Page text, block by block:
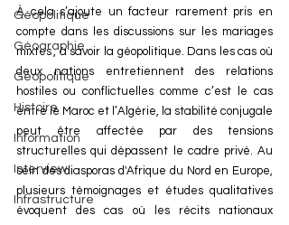
Géopolitique
Géographie
Géopolitique
Histoire
Information
Interview
Infrastructure
À cela s’ajoute un facteur rarement pris en
compte dans les discussions sur les mariages
mixtes , à savoir la géopolitique. Dans les cas où
deux nations entretiennent des relations
hostiles ou conflictuelles comme c’est le cas
entre le Maroc et l’Algérie, la stabilité conjugale
peut être affectée par des tensions
structurelles qui dépassent le cadre privé. Au
sein des diasporas d'Afrique du Nord en Europe,
plusieurs témoignages et études qualitatives
évoquent des cas où les récits nationaux